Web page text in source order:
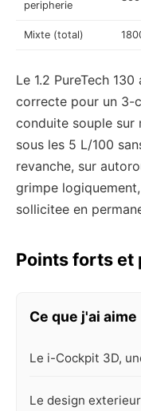
peripherie
Mixte (total)
Le 1.2 PureTech
correcte pour un 3-
conduite souple sur
sous les 5 L/100
revanche, sur
grimpe
sollicitee en
Points forts et
Ce que j'ai aime
Le i-Cockpit 3D,
Le design